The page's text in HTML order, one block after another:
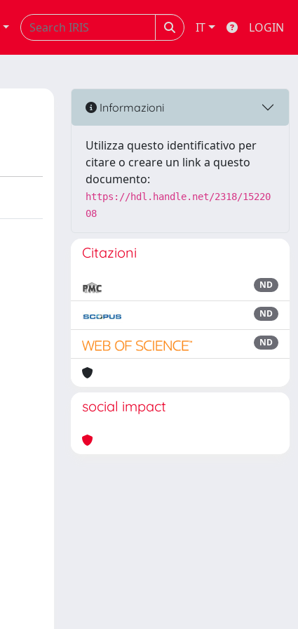
IT LOGIN
Informazioni
Utilizza questo identificativo per
citare o creare un link a questo
documento:
https://hdl.handle.net/2318/15220
08
Citazioni
ND
ND
ND
social impact